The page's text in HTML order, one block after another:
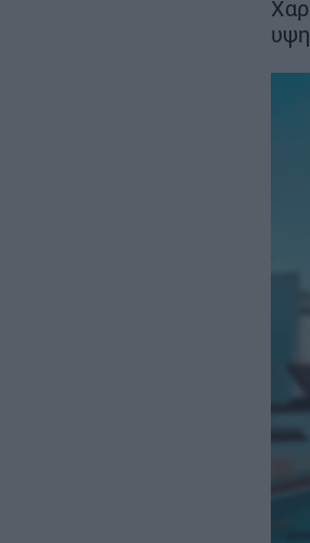
δίκτυο και ΟΧΕ 22,46 εκατ.
ευρώ – Ο σχεδιασμός έως
ΜΕΤΑΦΟΡΕΣ -
ΨΗΦΙΑΚΟΣ
ΟΙΚΟΝΟΜΙΑ -
MY PROPERTY